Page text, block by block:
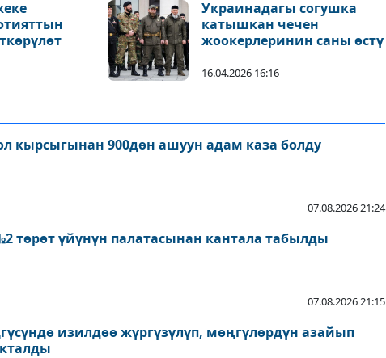
Украинадагы согушка
катышкан чечен
жоокерлеринин саны өстү
16.04.2026 16:16
кырсыгынан 900дөн ашуун адам каза болду
07.08.2026 21:24
төрөт үйүнүн палатасынан кантала табылды
07.08.2026 21:15
изилдөө жүргүзүлүп, мөңгүлөрдүн азайып